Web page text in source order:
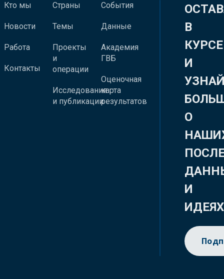
Кто мы
Новости
Работа
Контакты
Страны
Темы
Проекты
и
операции
Исследования
и публикации
События
Данные
Академия
ГВБ
Оценочная
карта
результатов
В
КУРСЕ
И
О
И
ИДЕЯХ